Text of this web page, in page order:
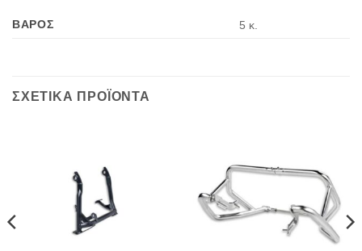
ΒΑΡΟΣ 5 κ.
ΣΧΕΤΙΚΑ ΠΡΟΪΟΝΤΑ